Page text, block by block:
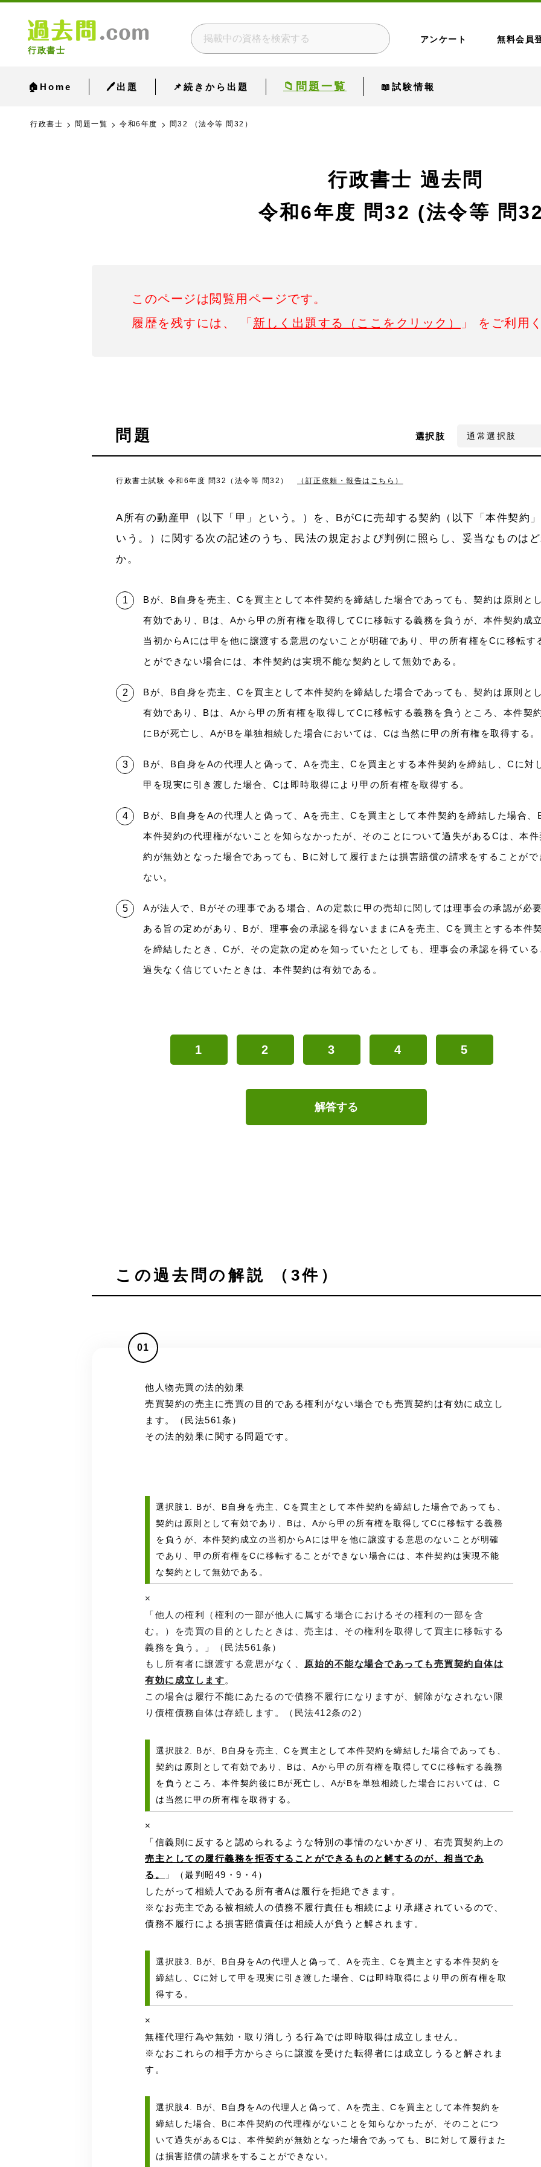
行政書士
アンケート 無料会員
🏠Home 🖊出題 📌続きから出題 📁問題一覧 📖試験情報
行政書士 問題一覧 令和6年度 問32 （法令等 問32）
行政書士 過去問
令和6年度 問32 (法令等 問
このページは閲覧用ページです。
履歴を残すには、 「 新しく出題する（ここをクリック） 」 をご利用
問題 選択肢
行政書士試験 令和6年度 問32（法令等 問32） （訂正依頼・報告はこちら）
A所有の動産甲（以下「甲」という。）を、BがCに売却する契約（以下「本件契約」
いう。）に関する次の記述のうち、民法の規定および判例に照らし、妥当なものは
か。
Bが、B自身を売主、Cを買主として本件契約を締結した場合であっても、契約は原則と
有効であり、Bは、Aから甲の所有権を取得してCに移転する義務を負うが、本件契約成
当初からAには甲を他に譲渡する意思のないことが明確であり、甲の所有権をCに移転す
とができない場合には、本件契約は実現不能な契約として無効である。
Bが、B自身を売主、Cを買主として本件契約を締結した場合であっても、契約は原則と
有効であり、Bは、Aから甲の所有権を取得してCに移転する義務を負うところ、本件契
にBが死亡し、AがBを単独相続した場合においては、Cは当然に甲の所有権を取得する。
Bが、B自身をAの代理人と偽って、Aを売主、Cを買主とする本件契約を締結し、Cに対
甲を現実に引き渡した場合、Cは即時取得により甲の所有権を取得する。
Bが、B自身をAの代理人と偽って、Aを売主、Cを買主として本件契約を締結した場合、
本件契約の代理権がないことを知らなかったが、そのことについて過失があるCは、本件
約が無効となった場合であっても、Bに対して履行または損害賠償の請求をすることがで
ない。
Aが法人で、Bがその理事である場合、Aの定款に甲の売却に関しては理事会の承認が必
ある旨の定めがあり、Bが、理事会の承認を得ないままにAを売主、Cを買主とする本件
を締結したとき、Cが、その定款の定めを知っていたとしても、理事会の承認を得ている
過失なく信じていたときは、本件契約は有効である。
1 2 3 4 5
解答する
この過去問の解説 （3件）
01
他人物売買の法的効果
売買契約の売主に売買の目的である権利がない場合でも売買契約は有効に成立し
ます。（民法561条）
その法的効果に関する問題です。
選択肢1. Bが、B自身を売主、Cを買主として本件契約を締結した場合であっても、
契約は原則として有効であり、Bは、Aから甲の所有権を取得してCに移転する義務
を負うが、本件契約成立の当初からAには甲を他に譲渡する意思のないことが明確
であり、甲の所有権をCに移転することができない場合には、本件契約は実現不能
な契約として無効である。
×
「他人の権利（権利の一部が他人に属する場合におけるその権利の一部を含
む。）を売買の目的としたときは、売主は、その権利を取得して買主に移転する
義務を負う。」（民法561条）
もし所有者に譲渡する意思がなく、
原始的不能な場合であっても売買契約自体は
有効に成立します。
この場合は履行不能にあたるので債務不履行になりますが、解除がなされない限
り債権債務自体は存続します。（民法412条の2）
選択肢2. Bが、B自身を売主、Cを買主として本件契約を締結した場合であっても、
契約は原則として有効であり、Bは、Aから甲の所有権を取得してCに移転する義務
を負うところ、本件契約後にBが死亡し、AがBを単独相続した場合においては、C
は当然に甲の所有権を取得する。
×
「信義則に反すると認められるような特別の事情のないかぎり、右売買契約上の
売主としての履行義務を拒否することができるものと解するのが、相当であ
る。
」（最判昭49・9・4）
したがって相続人である所有者Aは履行を拒絶できます。
※なお売主である被相続人の債務不履行責任も相続により承継されているので、
債務不履行による損害賠償責任は相続人が負うと解されます。
選択肢3. Bが、B自身をAの代理人と偽って、Aを売主、Cを買主とする本件契約を
締結し、Cに対して甲を現実に引き渡した場合、Cは即時取得により甲の所有権を取
得する。
×
無権代理行為や無効・取り消しうる行為では即時取得は成立しません。
※なおこれらの相手方からさらに譲渡を受けた転得者には成立しうると解されま
す。
選択肢4. Bが、B自身をAの代理人と偽って、Aを売主、Cを買主として本件契約を
締結した場合、Bに本件契約の代理権がないことを知らなかったが、そのことにつ
いて過失があるCは、本件契約が無効となった場合であっても、Bに対して履行また
は損害賠償の請求をすることができない。